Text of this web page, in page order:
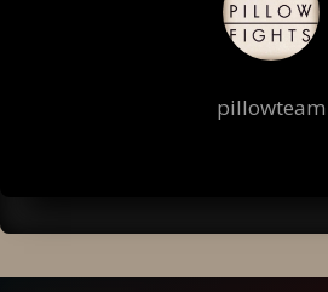
pillowteam